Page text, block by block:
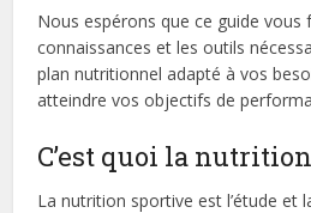
Nous espérons que ce guide vous
connaissances et les outils
plan nutritionnel adapté à vos
atteindre vos objectifs de
C’est quoi la
La nutrition sportive est l’étude et